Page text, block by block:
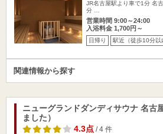
JR名古屋駅より車で1分 名
分 …
営業時間 9:00～24:00
入浴料金 1,700円～
日帰り 駅近（徒歩10分以
関連情報から探す
ニューグランドダンディサウナ 名古
ました）
4.3点/ 4 件